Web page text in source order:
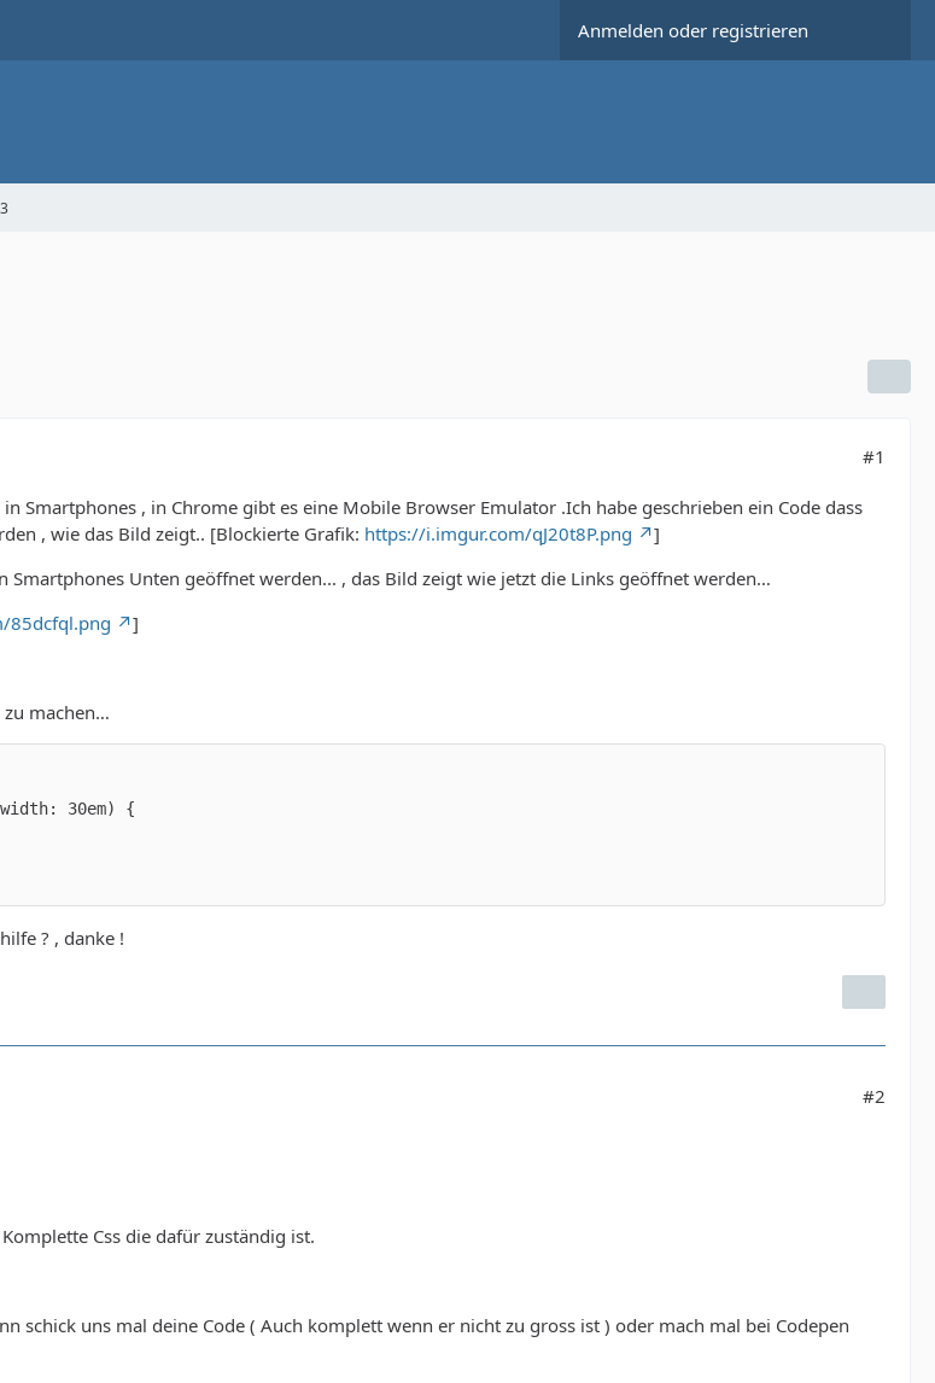
Anmelden oder registrieren
#1
Smartphones , in Chrome gibt es eine Mobile Browser Emulator .Ich habe geschrieben ein Code dass
, wie das Bild zeigt.. [Blockierte Grafik: https://i.imgur.com/qJ20t8P.png
]
Smartphones Unten geöffnet werden... , das Bild zeigt wie jetzt die Links geöffnet werden…
85dcfql.png ]
zu machen…
? , danke !
#2
Css die dafür zuständig ist.
schick uns mal deine Code ( Auch komplett wenn er nicht zu gross ist ) oder mach mal bei Codepen